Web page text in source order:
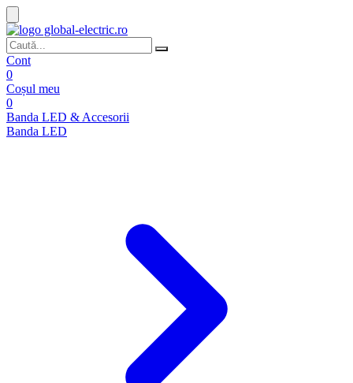
Cont
0
Coșul meu
0
Banda LED & Accesorii
Banda LED